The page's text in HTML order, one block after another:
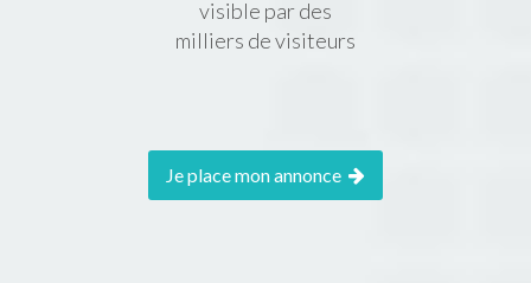
visible par des
milliers de visiteurs
Je place mon annonce